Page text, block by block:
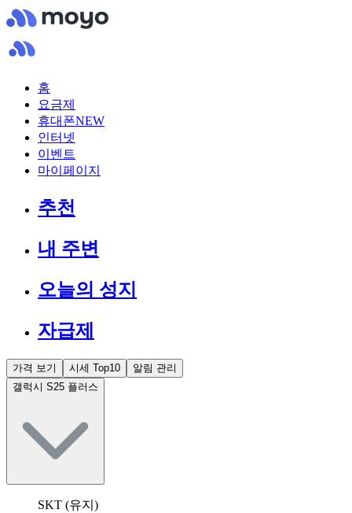
홈
요금제
휴대폰NEW
인터넷
이벤트
마이페이지
추천
내 주변
오늘의 성지
자급제
가격 보기 시세 Top10
알림 관리
갤럭시 S25 플러스
SKT (유지)